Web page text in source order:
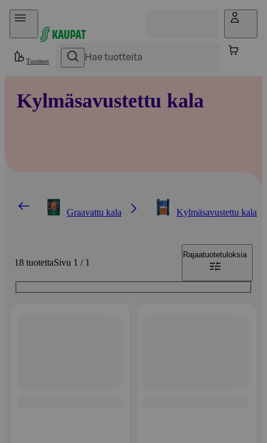
Hyppää sisältöön
Tuotteet
Kylmäsavustettu kala
Graavattu kala Kylmäsavustettu kala
18 tuotettaSivu 1 / 1
Rajaatuotetuloksia